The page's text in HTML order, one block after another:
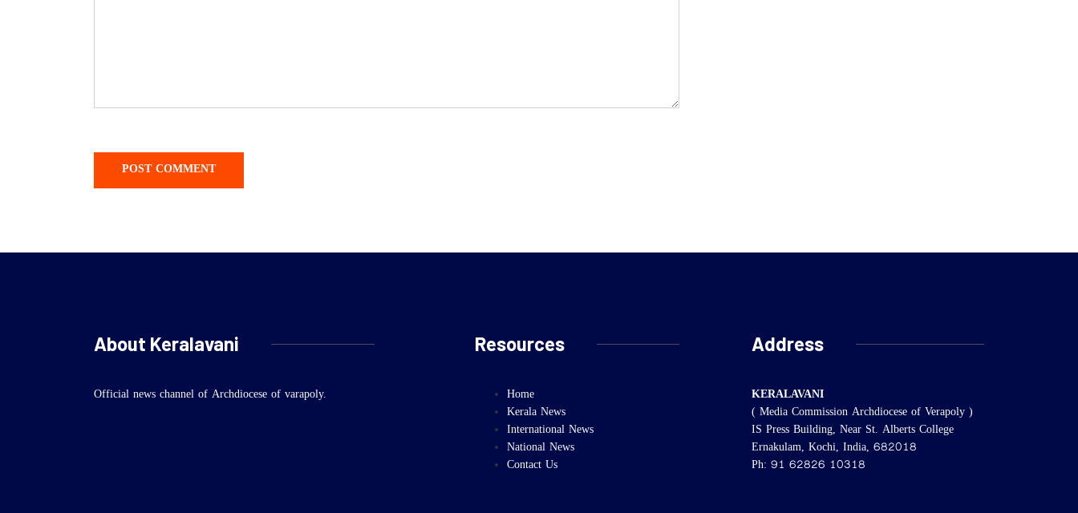
About Keralavani
Official news channel of Archdiocese of varapoly.
Resources
Home
Kerala News
International News
National News
Contact Us
Address
KERALAVANI
( Media Commission Archdiocese of Verapoly )
IS Press Building, Near St. Alberts College
Ernakulam, Kochi, India, 682018
Ph: 91 62826 10318